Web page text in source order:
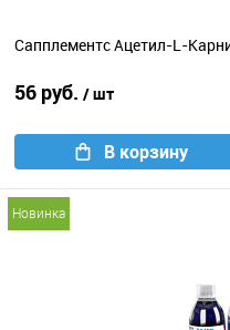
Сапплементс Ацетил-L-
56 руб. / шт
В корзину
новинка